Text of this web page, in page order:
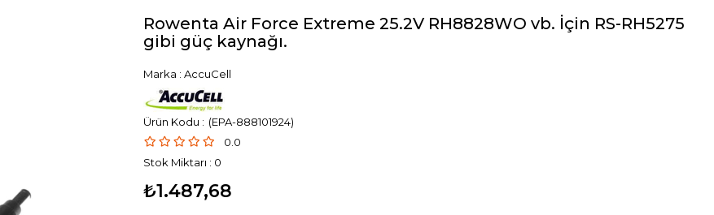
Rowenta Air Force Extreme 25.2V RH8828WO vb. İçin RS-RH5275
gibi güç kaynağı.
Marka : AccuCell
(EPA-888101924)
0.0
Stok Miktarı : 0
₺1.487,68